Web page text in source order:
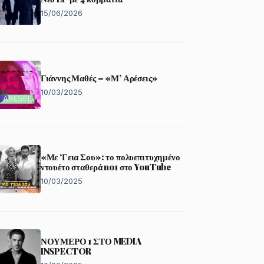
15/06/2026
Γιάννης Μαθές – «Μ’ Αρέσεις»
10/03/2025
«Με ‘Γεια Σου»: το πολυεπιτυχημένο
ντουέτο σταθερά no1 στο YouTube
10/03/2025
ΝΟΥΜΕΡΟ 1 ΣΤΟ MEDIA
INSPECTOR